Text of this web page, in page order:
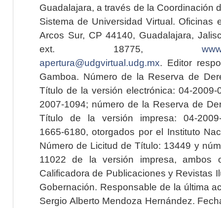
Guadalajara, a través de la Coordinación
Sistema de Universidad Virtual. Oficinas
Arcos Sur, CP 44140, Guadalajara,
ext. 18775,
apertura@udgvirtual.udg.mx. Editor
Gamboa. Número de la Reserva de
Título de la versión electrónica: 04-2009-
2007-1094; número de la Reserva de
Título de la versión impresa: 04-2009-
1665-6180, otorgados por el Instituto
Número de Licitud de Título: 13449 y
11022 de la versión impresa, ambos
Calificadora de Publicaciones y Revistas
Gobernación. Responsable de la última
Sergio Alberto Mendoza Hernández.